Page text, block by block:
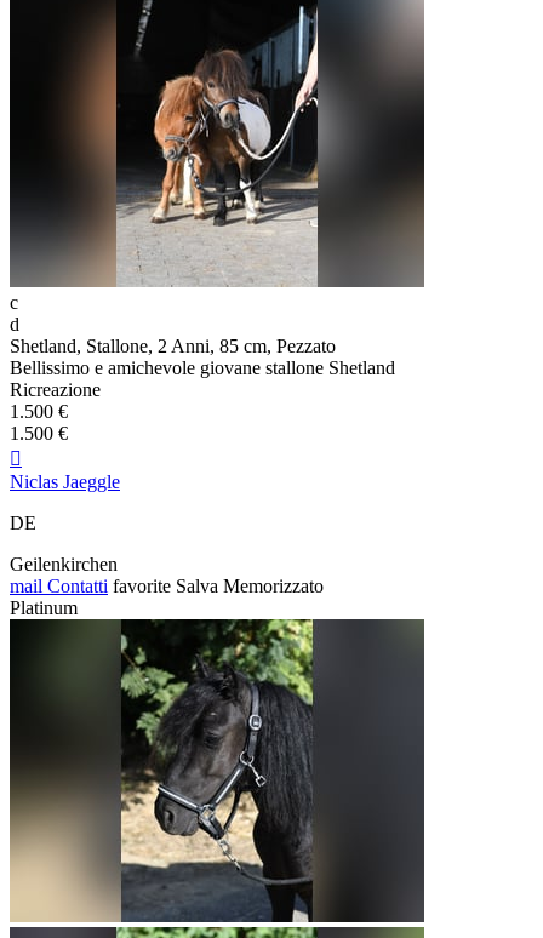
c
d
Shetland, Stallone, 2 Anni, 85 cm, Pezzato
Bellissimo e amichevole giovane stallone Shetland
Ricreazione
1.500 €
1.500 €

Niclas Jaeggle
DE
Geilenkirchen
mail Contatti favorite Salva Memorizzato
Platinum